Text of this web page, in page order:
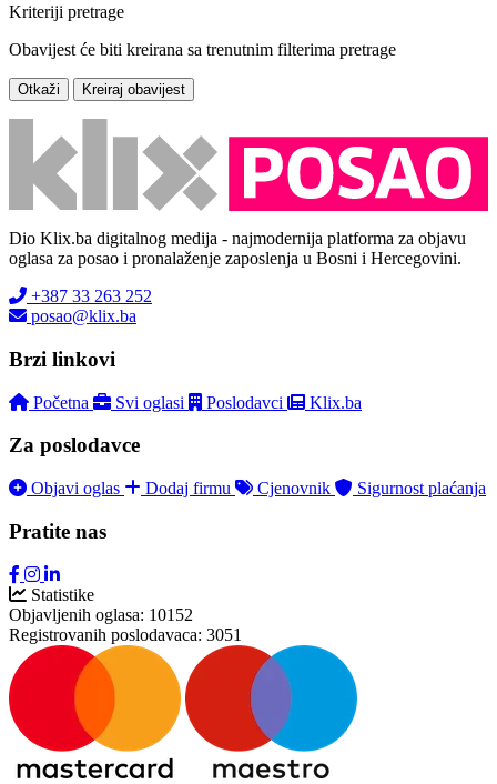
Kriteriji pretrage
Obavijest će biti kreirana sa trenutnim filterima pretrage
Otkaži Kreiraj obavijest
Dio Klix.ba digitalnog medija - najmodernija platforma za objavu
oglasa za posao i pronalaženje zaposlenja u Bosni i Hercegovini.
+387 33 263 252
posao@klix.ba
Brzi linkovi
Početna Svi oglasi Poslodavci Klix.ba
Za poslodavce
Objavi oglas Dodaj firmu Cjenovnik Sigurnost plaćanja
Pratite nas
Statistike
Objavljenih oglasa: 10152
Registrovanih poslodavaca: 3051